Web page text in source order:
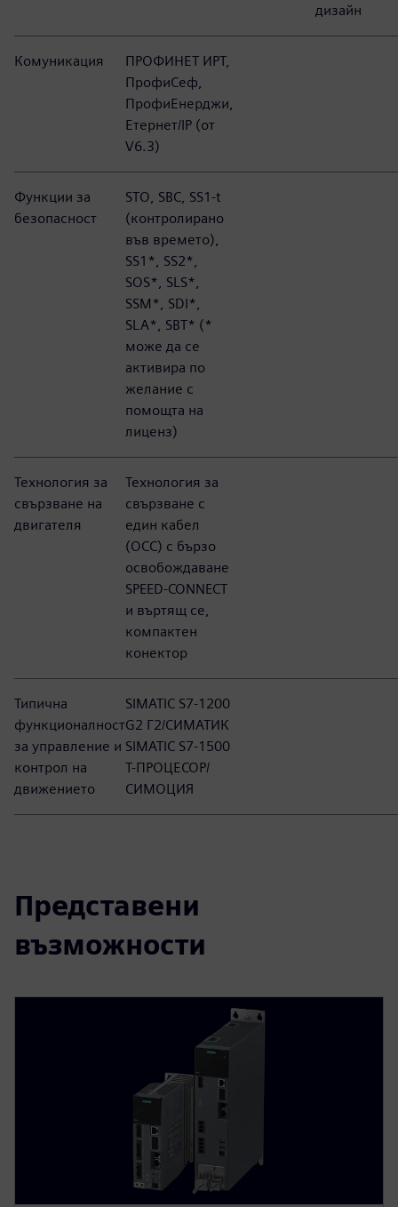
дизайн
Комуникация
ПРОФИНЕТ ИРТ,
ПрофиСеф,
ПрофиЕнерджи,
Етернет/IP (от
V6.3)
Функции за
безопасност
STO, SBC, SS1-t
(контролирано
във времето),
SS1*, SS2*,
SOS*, SLS*,
SSM*, SDI*,
SLA*, SBT* (*
може да се
активира по
желание с
помощта на
лиценз)
Технология за
свързване на
двигателя
Технология за
свързване с
един кабел
(OCC) с бързо
освобождаване
SPEED-CONNECT
и въртящ се,
компактен
конектор
Типична
функционалност
за управление и
контрол на
движението
SIMATIC S7-1200
G2 Г2/СИМАТИК
SIMATIC S7-1500
Т-ПРОЦЕСОР/
СИМОЦИЯ
Представени
възможности